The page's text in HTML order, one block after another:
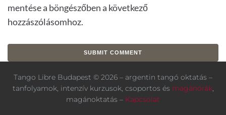
mentése a böngészőben a következő
hozzászólásomhoz.
Tango Libre Budapest © 2026 – argentin tangó oktatás –
tanfolyamok, intenzív kurzusok, csoportos és magánórák,
magánoktatás – Kapcsolat